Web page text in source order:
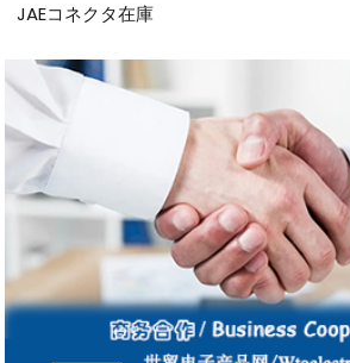
JAEコネクタ在庫